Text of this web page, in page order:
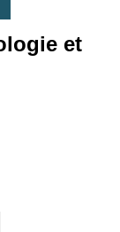
et